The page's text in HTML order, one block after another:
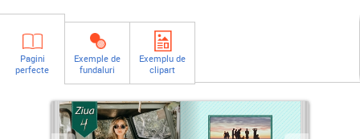
Pagini
perfecte
Exemple de
fundaluri
Exemplu de
clipart